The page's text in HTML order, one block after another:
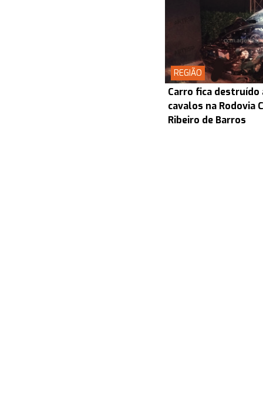
REGIÃO
Carro fica
cavalos na Rodovia
Ribeiro de Barros